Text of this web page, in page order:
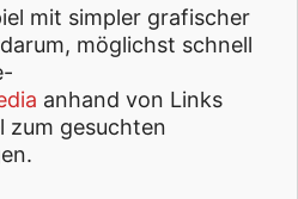
mit simpler grafischer
möglichst schnell
anhand von Links
zum gesuchten